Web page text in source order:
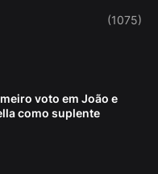
(1075)
voto em João e
como suplente